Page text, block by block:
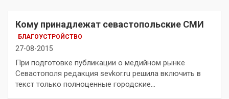
Кому принадлежат севастопольские СМИ
БЛАГОУСТРОЙСТВО
27-08-2015
При подготовке публикации о медийном рынке
Севастополя редакция sevkor.ru решила включить в
текст только полноценные городские…